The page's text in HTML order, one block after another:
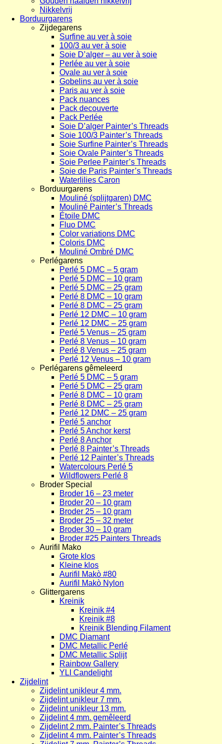
Nikkelvrij
Borduurgarens
Zijdegarens
Surfine au ver à soie
100/3 au ver à soie
Soie D’alger – au ver à soie
Perlée au ver à soie
Ovale au ver à soie
Gobelins au ver à soie
Paris au ver à soie
Pack nuances
Pack decouverte
Pack Perlée
Soie D’alger Painter’s Threads
Soie 100/3 Painter’s Threads
Soie Surfine Painter’s Threads
Soie Ovale Painter’s Threads
Soie Perlee Painter’s Threads
Soie de Paris Painter’s Threads
Waterlilies Caron
Borduurgarens
Mouliné (splijtgaren) DMC
Mouliné Painter’s Threads
Étoile DMC
Fluo DMC
Color variations DMC
Coloris DMC
Mouliné Ombré DMC
Perlégarens
Perlé 5 DMC – 5 gram
Perlé 5 DMC – 10 gram
Perlé 5 DMC – 25 gram
Perlé 8 DMC – 10 gram
Perlé 8 DMC – 25 gram
Perlé 12 DMC – 10 gram
Perlé 12 DMC – 25 gram
Perlé 5 Venus – 25 gram
Perlé 8 Venus – 10 gram
Perlé 8 Venus – 25 gram
Perlé 12 Venus – 10 gram
Perlégarens gêmeleerd
Perlé 5 DMC – 5 gram
Perlé 5 DMC – 25 gram
Perlé 8 DMC – 10 gram
Perlé 8 DMC – 25 gram
Perlé 12 DMC – 25 gram
Perlé 5 anchor
Perlé 5 Anchor kerst
Perlé 8 Anchor
Perlé 8 Painter’s Threads
Perlé 12 Painter’s Threads
Watercolours Perlé 5
Wildflowers Perlé 8
Broder Special
Broder 16 – 23 meter
Broder 20 – 10 gram
Broder 25 – 10 gram
Broder 25 – 32 meter
Broder 30 – 10 gram
Broder #25 Painters Threads
Aurifil Mako
Grote klos
Kleine klos
Aurifil Makò #80
Aurifil Makò Nylon
Glittergarens
Kreinik
Kreinik #4
Kreinik #8
Kreinik Blending Filament
DMC Diamant
DMC Metallic Perlé
DMC Metallic Splijt
Rainbow Gallery
YLI Candelight
Zijdelint
Zijdelint unikleur 4 mm.
Zijdelint unikleur 7 mm.
Zijdelint unikleur 13 mm.
Zijdelint 4 mm. gemêleerd
Zijdelint 2 mm. Painter’s Threads
Zijdelint 4 mm. Painter’s Threads